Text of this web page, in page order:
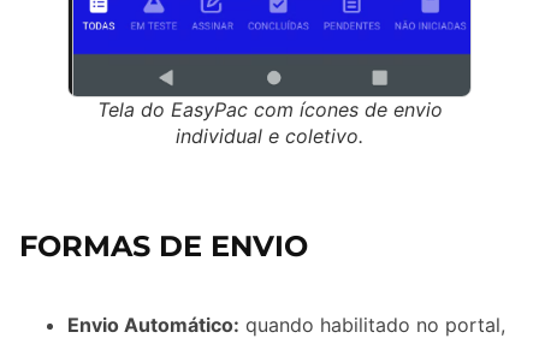
Tela do EasyPac com ícones de envio
individual e coletivo.
FORMAS DE ENVIO
Envio Automático: quando habilitado no portal,